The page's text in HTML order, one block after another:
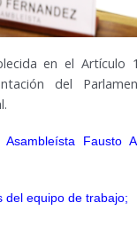
en el Artículo
del
Asambleísta Fausto
del equipo de trabajo;